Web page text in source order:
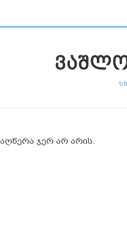
აღწერა ჯერ არ არის.